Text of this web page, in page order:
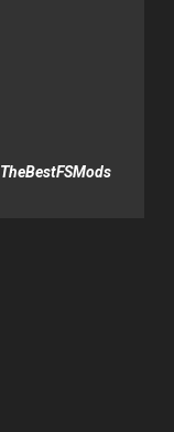
TheBestFSMods